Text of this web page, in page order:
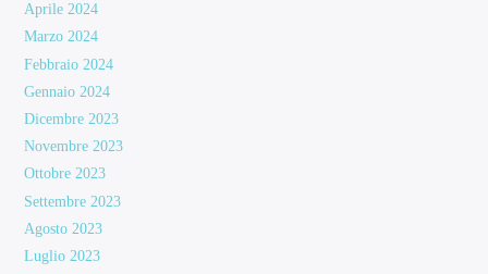
Aprile 2024
Marzo 2024
Febbraio 2024
Gennaio 2024
Dicembre 2023
Novembre 2023
Ottobre 2023
Settembre 2023
Agosto 2023
Luglio 2023